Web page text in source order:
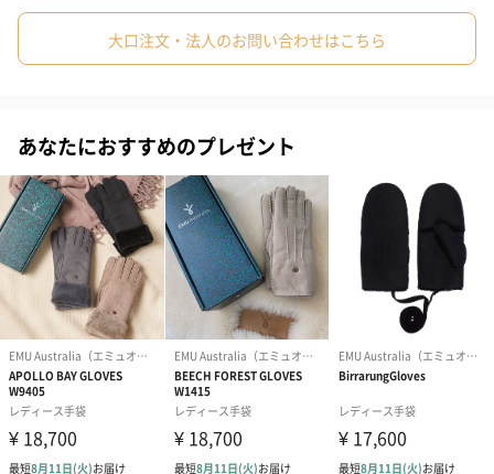
使い込むほどに自分の手に馴染んで、心地よさが増します。
「EMU Australia（エミュ オーストラリア）」
1994年よりスタートしたオーストラリアのオーシャンロードを起
源とするEMUは最上級の自然素材に革新をブレンドし、“ever
natural”をテーマに365日完全なる快適さをお届けするフットウェ
ア―ブランドです。世界で一番履き心地の良い靴を目指して、常
に開発し続けています。
商品詳細情報
素材／繊維 表：牛革 中：羊革
大口注文・法人のお問い合わせはこちら
あなたにおすすめのプレゼント